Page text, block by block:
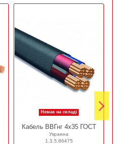
Немає на складі
Кабель ВВГнг 4х35 ГОСТ
Украина
1.3.5.86475